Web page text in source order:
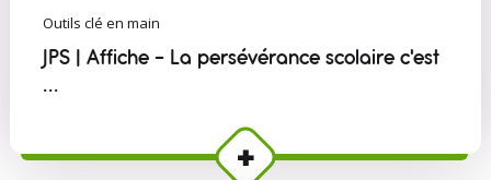
Outils clé en main
JPS | Affiche - La persévérance scolaire c'est
...